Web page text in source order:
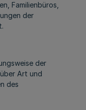
Familienbüros,
der
der
Art und
des